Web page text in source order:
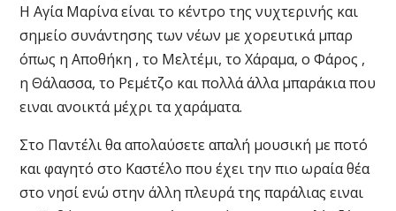
Η Αγία Μαρίνα είναι το κέντρο της νυχτερινής και
σημείο συνάντησης των νέων με χορευτικά μπαρ
όπως η Αποθήκη , το Μελτέμι, το Χάραμα, ο Φάρος ,
η Θάλασσα, το Ρεμέτζο και πολλά άλλα μπαράκια που
ειναι ανοικτά μέχρι τα χαράματα.
Στο Παντέλι θα απολαύσετε απαλή μουσική με ποτό
και φαγητό στο Καστέλο που έχει την πιο ωραία θέα
στο νησί ενώ στην άλλη πλευρά της παράλιας ειναι